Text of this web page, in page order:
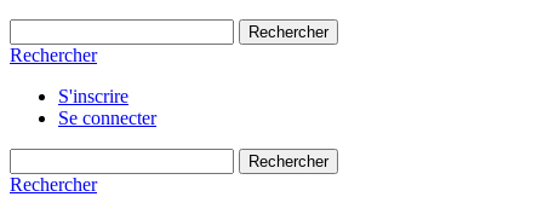
Rechercher
Rechercher
S'inscrire
Se connecter
Rechercher
Rechercher